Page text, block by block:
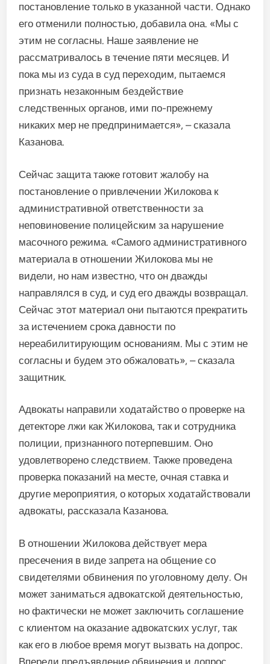
постановление только в указанной части. Однако
его отменили полностью, добавила она. «Мы с
этим не согласны. Наше заявление не
рассматривалось в течение пяти месяцев. И
пока мы из суда в суд переходим, пытаемся
признать незаконным бездействие
следственных органов, ими по-прежнему
никаких мер не предпринимается», – сказала
Казанова.
Сейчас защита также готовит жалобу на
постановление о привлечении Жилокова к
административной ответственности за
неповиновение полицейским за нарушение
масочного режима. «Самого административного
материала в отношении Жилокова мы не
видели, но нам известно, что он дважды
направлялся в суд, и суд его дважды возвращал.
Сейчас этот материал они пытаются прекратить
за истечением срока давности по
нереабилитирующим основаниям. Мы с этим не
согласны и будем это обжаловать», – сказала
защитник.
Адвокаты направили ходатайство о проверке на
детекторе лжи как Жилокова, так и сотрудника
полиции, признанного потерпевшим. Оно
удовлетворено следствием. Также проведена
проверка показаний на месте, очная ставка и
другие мероприятия, о которых ходатайствовали
адвокаты, рассказала Казанова.
В отношении Жилокова действует мера
пресечения в виде запрета на общение со
свидетелями обвинения по уголовному делу. Он
может заниматься адвокатской деятельностью,
но фактически не может заключить соглашение
с клиентом на оказание адвокатских услуг, так
как его в любое время могут вызвать на допрос.
Впереди предъявление обвинения и допрос